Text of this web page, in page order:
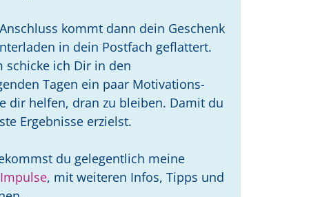
kommt dann dein Geschenk
in dein Postfach geflattert.
schicke ich Dir in den
Tagen ein paar Motivations-
dir helfen, dran zu bleiben. Damit du
Ergebnisse erzielst.
du gelegentlich meine
, mit weiteren Infos, Tipps und